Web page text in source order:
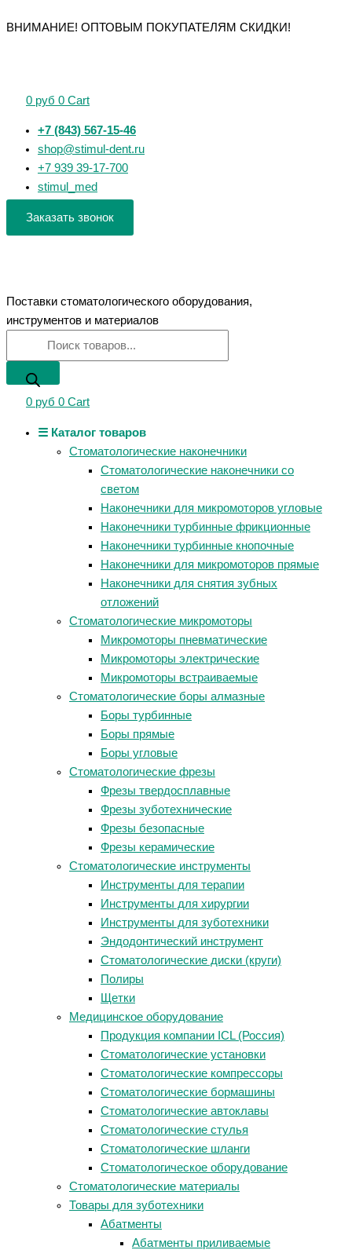
к
ВНИМАНИЕ! ОПТОВЫМ ПОКУПАТЕЛЯМ СКИДКИ!
0 руб 0 Cart
+7 (843) 567-15-46
shop@stimul-dent.ru
+7 939 39-17-700
stimul_med
Заказать звонок
Поставки стоматологического оборудования,
инструментов и материалов
товаров
0 руб 0 Cart
☰ Каталог товаров
Стоматологические наконечники
Стоматологические наконечники со
светом
Наконечники для микромоторов угловые
Наконечники турбинные фрикционные
Наконечники турбинные кнопочные
Наконечники для микромоторов прямые
Наконечники для снятия зубных
отложений
Стоматологические микромоторы
Микромоторы пневматические
Микромоторы электрические
Микромоторы встраиваемые
Стоматологические боры алмазные
Боры турбинные
Боры прямые
Боры угловые
Стоматологические фрезы
Фрезы твердосплавные
Фрезы зуботехнические
Фрезы безопасные
Фрезы керамические
Стоматологические инструменты
Инструменты для терапии
Инструменты для хирургии
Инструменты для зуботехники
Эндодонтический инструмент
Стоматологические диски (круги)
Полиры
Щетки
Медицинское оборудование
Продукция компании ICL (Россия)
Стоматологические установки
Стоматологические компрессоры
Стоматологические бормашины
Стоматологические автоклавы
Стоматологические стулья
Стоматологические шланги
Стоматологическое оборудование
Стоматологические материалы
Товары для зуботехники
Абатменты
Абатменты приливаемые
товаров
товара
универсальное
фрезерно-
устройство
товара
товара
товара
товара